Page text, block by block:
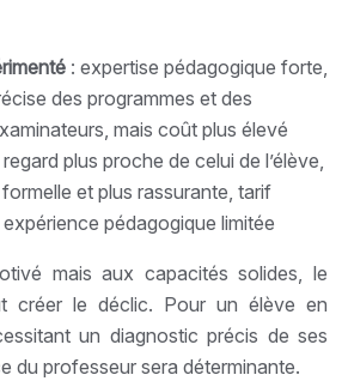
: expertise pédagogique forte,
des programmes et des
mais coût plus élevé
plus proche de celui de l’élève,
et plus rassurante, tarif
pédagogique limitée
mais aux capacités solides, le
créer le déclic. Pour un élève en
un diagnostic précis de ses
du professeur sera déterminante.